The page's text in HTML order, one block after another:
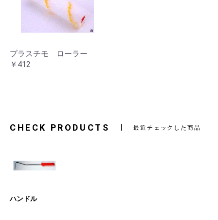
プラスチモ ローラー
￥412
CHECK PRODUCTS 最近チェックした商品
ハンドル